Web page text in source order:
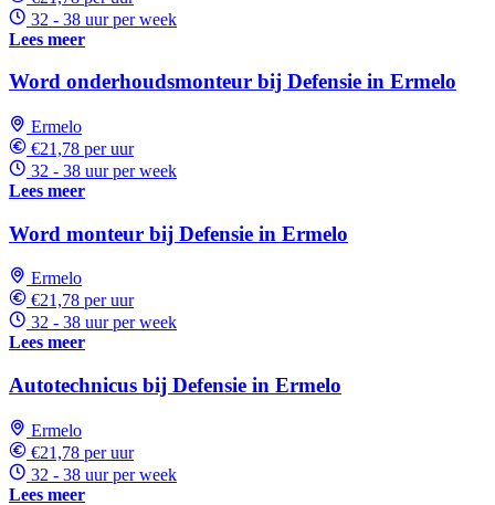
32 - 38 uur per week
Lees meer
Word onderhoudsmonteur bij Defensie in Ermelo
Ermelo
€21,78 per uur
32 - 38 uur per week
Lees meer
Word monteur bij Defensie in Ermelo
Ermelo
€21,78 per uur
32 - 38 uur per week
Lees meer
Autotechnicus bij Defensie in Ermelo
Ermelo
€21,78 per uur
32 - 38 uur per week
Lees meer